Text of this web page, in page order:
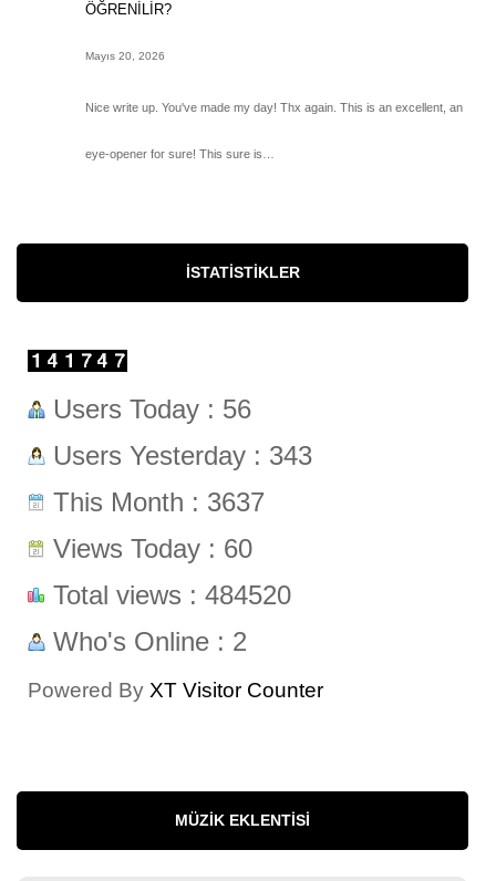
ÖĞRENİLİR?
Mayıs 20, 2026
Nice write up. You've made my day! Thx again. This is an excellent, an
eye-opener for sure! This sure is…
İSTATISTIKLER
Users Today : 56
Users Yesterday : 343
This Month : 3637
Views Today : 60
Total views : 484520
Who's Online : 2
Powered By XT Visitor Counter
MÜZIK EKLENTISI